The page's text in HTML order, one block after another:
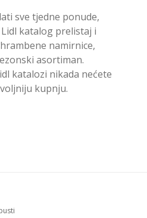
sve tjedne ponude,
katalog prelistaj i
namirnice,
asortiman.
katalozi nikada nećete
kupnju.